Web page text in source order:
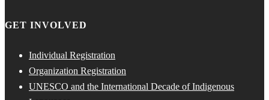
GET INVOLVED
Individual Registration
Organization Registration
UNESCO and the International Decade of Indigenous